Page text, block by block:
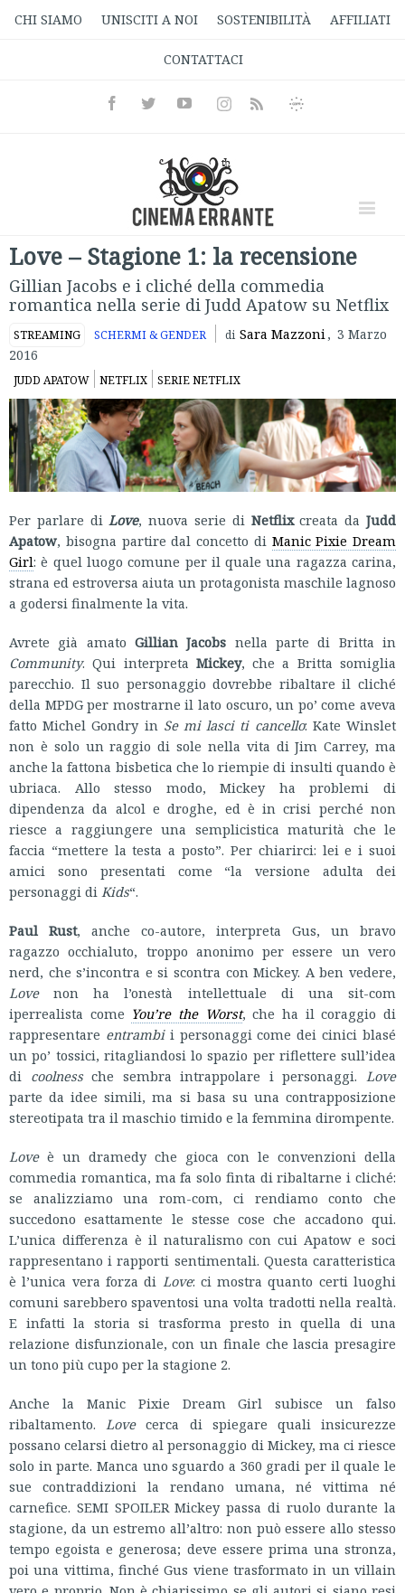
CHI SIAMO UNISCITI A NOI SOSTENIBILITÀ AFFILIATI
CONTATTACI
FacebookTwitterYoutubeInstagramRss
Informativa
Love – Stagione 1: la recensione
Gillian Jacobs e i cliché della commedia
romantica nella serie di Judd Apatow su Netflix
STREAMING SCHERMI & GENDER di Sara Mazzoni, 3 Marzo
2016
JUDD APATOW NETFLIX SERIE NETFLIX
Per parlare diLove, nuova serie di Netflixcreata daJudd
Apatow, bisogna partire dal concetto di Manic Pixie Dream
Girl: è quel luogo comune per il quale una ragazza carina,
strana ed estroversa aiuta un protagonista maschile lagnoso
a godersi finalmente la vita.
Avrete già amato Gillian Jacobs nella parte di Britta in
Community. Qui interpreta Mickey, che a Britta somiglia
parecchio. Il suo personaggio dovrebbe ribaltare il cliché
della MPDG per mostrarne il lato oscuro, un po’ come aveva
fatto Michel Gondry in Se mi lasci ti cancello: Kate Winslet
non è solo un raggio di sole nella vita di Jim Carrey, ma
anche la fattona bisbetica che lo riempie di insulti quando è
ubriaca. Allo stesso modo, Mickey ha problemi di
dipendenza da alcol e droghe, ed è in crisi perché non
riesce a raggiungere una semplicistica maturità che le
faccia “mettere la testa a posto”. Per chiarirci: lei e i suoi
amici sono presentati come “la versione adulta dei
personaggi di Kids“.
Paul Rust, anche co-autore, interpreta Gus, un bravo
ragazzo occhialuto, troppo anonimo per essere un vero
nerd, che s’incontra e si scontra con Mickey. A ben vedere,
Lovenon ha l’onestà intellettuale di una sit-com
iperrealista come You’re the Worst, che ha il coraggio di
rappresentare entrambii personaggi come dei cinici blasé
un po’ tossici, ritagliandosi lo spazio per riflettere sull’idea
di coolnessche sembra intrappolare i personaggi.Love
parte da idee simili, ma si basa su una contrapposizione
stereotipata tra il maschio timido e la femmina dirompente.
Loveè un dramedy che gioca con le convenzioni della
commedia romantica, ma fa solo finta di ribaltarne i cliché:
se analizziamo una rom-com, ci rendiamo conto che
succedono esattamente le stesse cose che accadono qui.
L’unica differenza è il naturalismo con cui Apatow e soci
rappresentano i rapporti sentimentali. Questa caratteristica
è l’unica vera forza di Love: ci mostra quanto certi luoghi
comuni sarebbero spaventosi una volta tradotti nella realtà.
E infatti la storia si trasforma presto in quella di una
relazione disfunzionale, con un finale che lascia presagire
un tono più cupo per la stagione 2.
Anche la Manic Pixie Dream Girl subisce un falso
ribaltamento.Lovecerca di spiegare quali insicurezze
possano celarsi dietro al personaggio di Mickey, ma ci riesce
solo in parte. Manca uno sguardo a 360 gradi per il quale le
sue contraddizioni la rendano umana, né vittima né
carnefice. SEMI SPOILER Mickey passa di ruolo durante la
stagione, da un estremo all’altro: non può essere allo stesso
tempo egoista e generosa; deve essere prima una stronza,
poi una vittima, finché Gus viene trasformato in un villain